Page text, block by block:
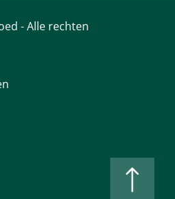
- Alle rechten